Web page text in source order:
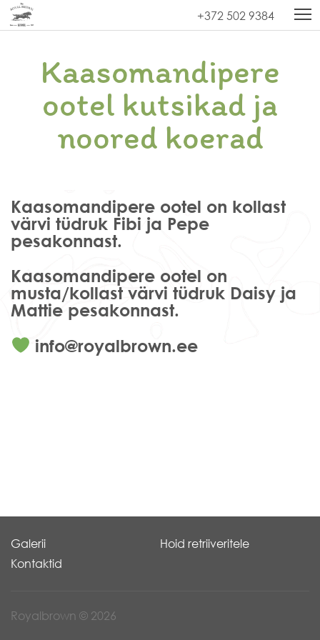
+372 502 9384
Kodu
Kaasomandipere ootel kutsikad ja
noored koerad
Kaasomandipere
ootel kutsikad ja
noored koerad
Kaasomandipere ootel on kollast
värvi tüdruk Fibi ja Pepe
pesakonnast.
Kaasomandipere ootel on
musta/kollast värvi tüdruk Daisy ja
Mattie pesakonnast.
info@royalbrown.ee
Galerii
Hoid retriiveritele
Kontaktid
Royalbrown © 2026